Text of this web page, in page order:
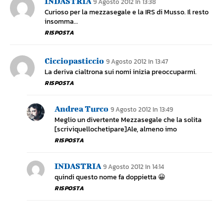
Curioso per la mezzasegale e la IRS di Musso. Il resto
insomma…
RISPOSTA
Cicciopasticcio 9 Agosto 2012 In 13:47
La deriva cialtrona sui nomi inizia preoccuparmi.
RISPOSTA
Andrea Turco 9 Agosto 2012 In 13:49
Meglio un divertente Mezzasegale che la solita
[scriviquellochetipare]Ale, almeno imo
RISPOSTA
INDASTRIA 9 Agosto 2012 In 14:14
quindi questo nome fa doppietta 😀
RISPOSTA